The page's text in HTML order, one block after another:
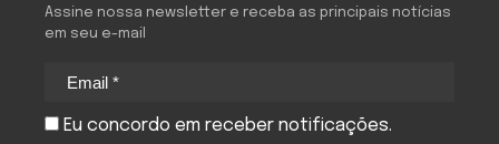
Assine nossa newsletter e receba as principais notícias
em seu e-mail
Eu concordo em receber notificações.